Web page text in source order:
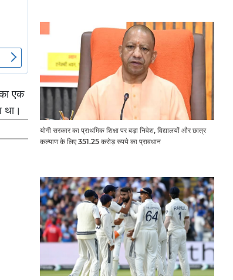
एक
था।
योगी सरकार का प्राथमिक शिक्षा पर बड़ा निवेश, विद्यालयों और छात्र
कल्याण के लिए 351.25 करोड़ रुपये का प्रावधान